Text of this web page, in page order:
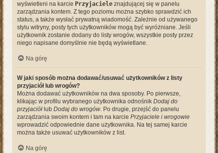
wyświetleni na karcie Przyjaciele znajdującej się w panelu
zarządzania kontem. Z tego poziomu można szybko sprawdzić ich
status, a także wysłać prywatną wiadomość. Zależnie od używanego
stylu witryny, posty tych użytkowników mogą być wyróżniane. Jeśli
użytkownik zostanie dodany do listy wrogów, wszystkie posty przez
niego napisane domyślnie nie będą wyświetlane.
Na górę
W jaki sposób można dodawać/usuwać użytkowników z listy
przyjaciół lub wrogów?
Można dodawać użytkowników na dwa sposoby. Po pierwsze,
klikając w profilu wybranego użytkownika odnośnik Dodaj do
przyjaciół lub Dodaj do wrogów. Po drugie, przejść do panelu
zarządzania swoim kontem i tam na karcie Przyjaciele i wrogowie
wprowadzić odpowiednie dane użytkownika. Na tej samej karcie
można także usuwać użytkowników z list.
Na górę